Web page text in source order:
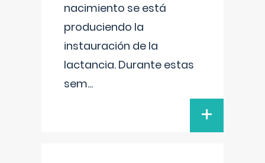
nacimiento se está
produciendo la
instauración de la
lactancia. Durante estas
sem...
+